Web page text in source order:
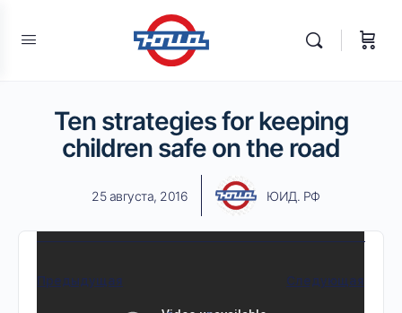
Ten strategies for keeping
children safe on the road
25 августа, 2016 ЮИД. РФ
Предыдущая Следующая